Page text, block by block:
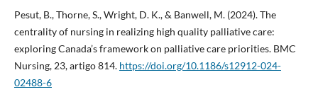
Pesut, B., Thorne, S., Wright, D. K., & Banwell, M. (2024). The
centrality of nursing in realizing high quality palliative care:
exploring Canada’s framework on palliative care priorities. BMC
Nursing, 23, artigo 814. https://doi.org/10.1186/s12912-024-
02488-6